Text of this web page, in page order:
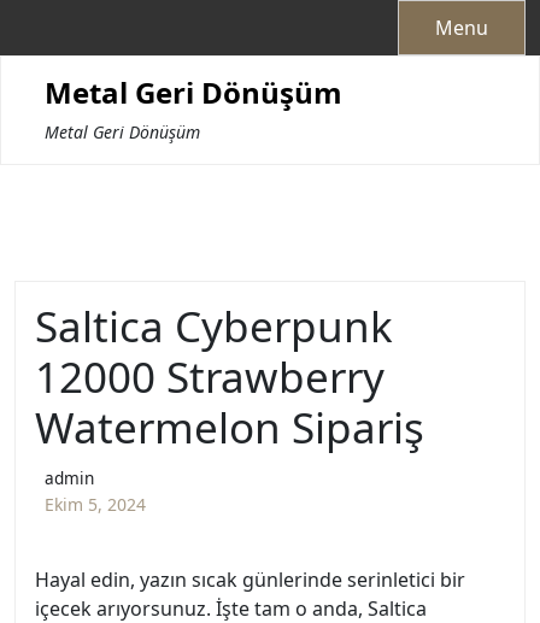
Menu
Metal Geri Dönüşüm
Metal Geri Dönüşüm
Saltica Cyberpunk
12000 Strawberry
Watermelon Sipariş
admin
Ekim 5, 2024
Hayal edin, yazın sıcak günlerinde serinletici bir
içecek arıyorsunuz. İşte tam o anda, Saltica